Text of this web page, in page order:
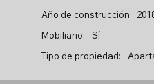
Año de construcción
Mobiliario:
Sí
Tipo de propiedad: